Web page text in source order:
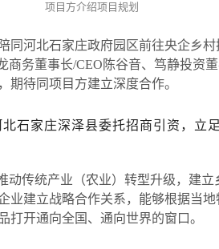
项目方介绍项目规划
河北石家庄政府园区前往央企乡村
商务董事长/CEO陈谷音、笃静投资
期待同项目方建立深度合作。
石家庄深泽县委托招商引资，立
动传统产业（农业）转型升级，建
业建立战略合作关系，能够根据当
打开通向全国、通向世界的窗口。